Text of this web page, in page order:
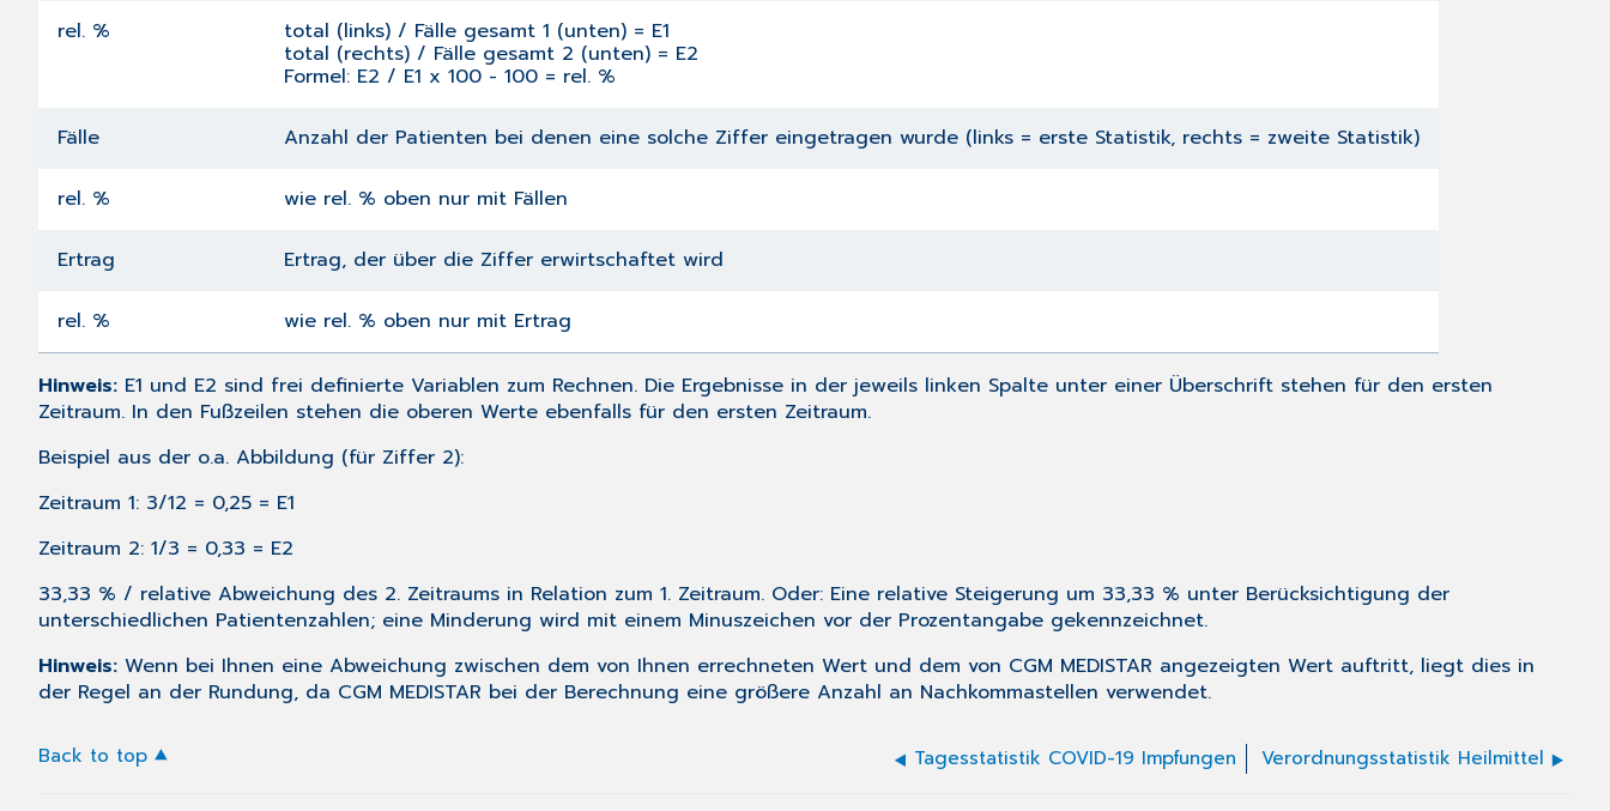
rel. % total (links) / Fälle gesamt 1 (unten) = E1
total (rechts) / Fälle gesamt 2 (unten) = E2
Formel: E2 / E1 x 100 - 100 = rel. %
Fälle Anzahl der Patienten bei denen eine solche Ziffer eingetragen wurde (links = erste Statistik, rechts = zweite Statistik)
rel. % wie rel. % oben nur mit Fällen
Ertrag Ertrag, der über die Ziffer erwirtschaftet wird
rel. % wie rel. % oben nur mit Ertrag
Hinweis: E1 und E2 sind frei definierte Variablen zum Rechnen. Die Ergebnisse in der jeweils linken Spalte unter einer Überschrift stehen für den ersten
Zeitraum. In den Fußzeilen stehen die oberen Werte ebenfalls für den ersten Zeitraum.
Beispiel aus der o.a. Abbildung (für Ziffer 2):
Zeitraum 1: 3/12 = 0,25 = E1
Zeitraum 2: 1/3 = 0,33 = E2
33,33 % / relative Abweichung des 2. Zeitraums in Relation zum 1. Zeitraum. Oder: Eine relative Steigerung um 33,33 % unter Berücksichtigung der
unterschiedlichen Patientenzahlen; eine Minderung wird mit einem Minuszeichen vor der Prozentangabe gekennzeichnet.
Hinweis: Wenn bei Ihnen eine Abweichung zwischen dem von Ihnen errechneten Wert und dem von CGM MEDISTAR angezeigten Wert auftritt, liegt dies in
der Regel an der Rundung, da CGM MEDISTAR bei der Berechnung eine größere Anzahl an Nachkommastellen verwendet.
Back to top Tagesstatistik COVID-19 Impfungen Verordnungsstatistik Heilmittel